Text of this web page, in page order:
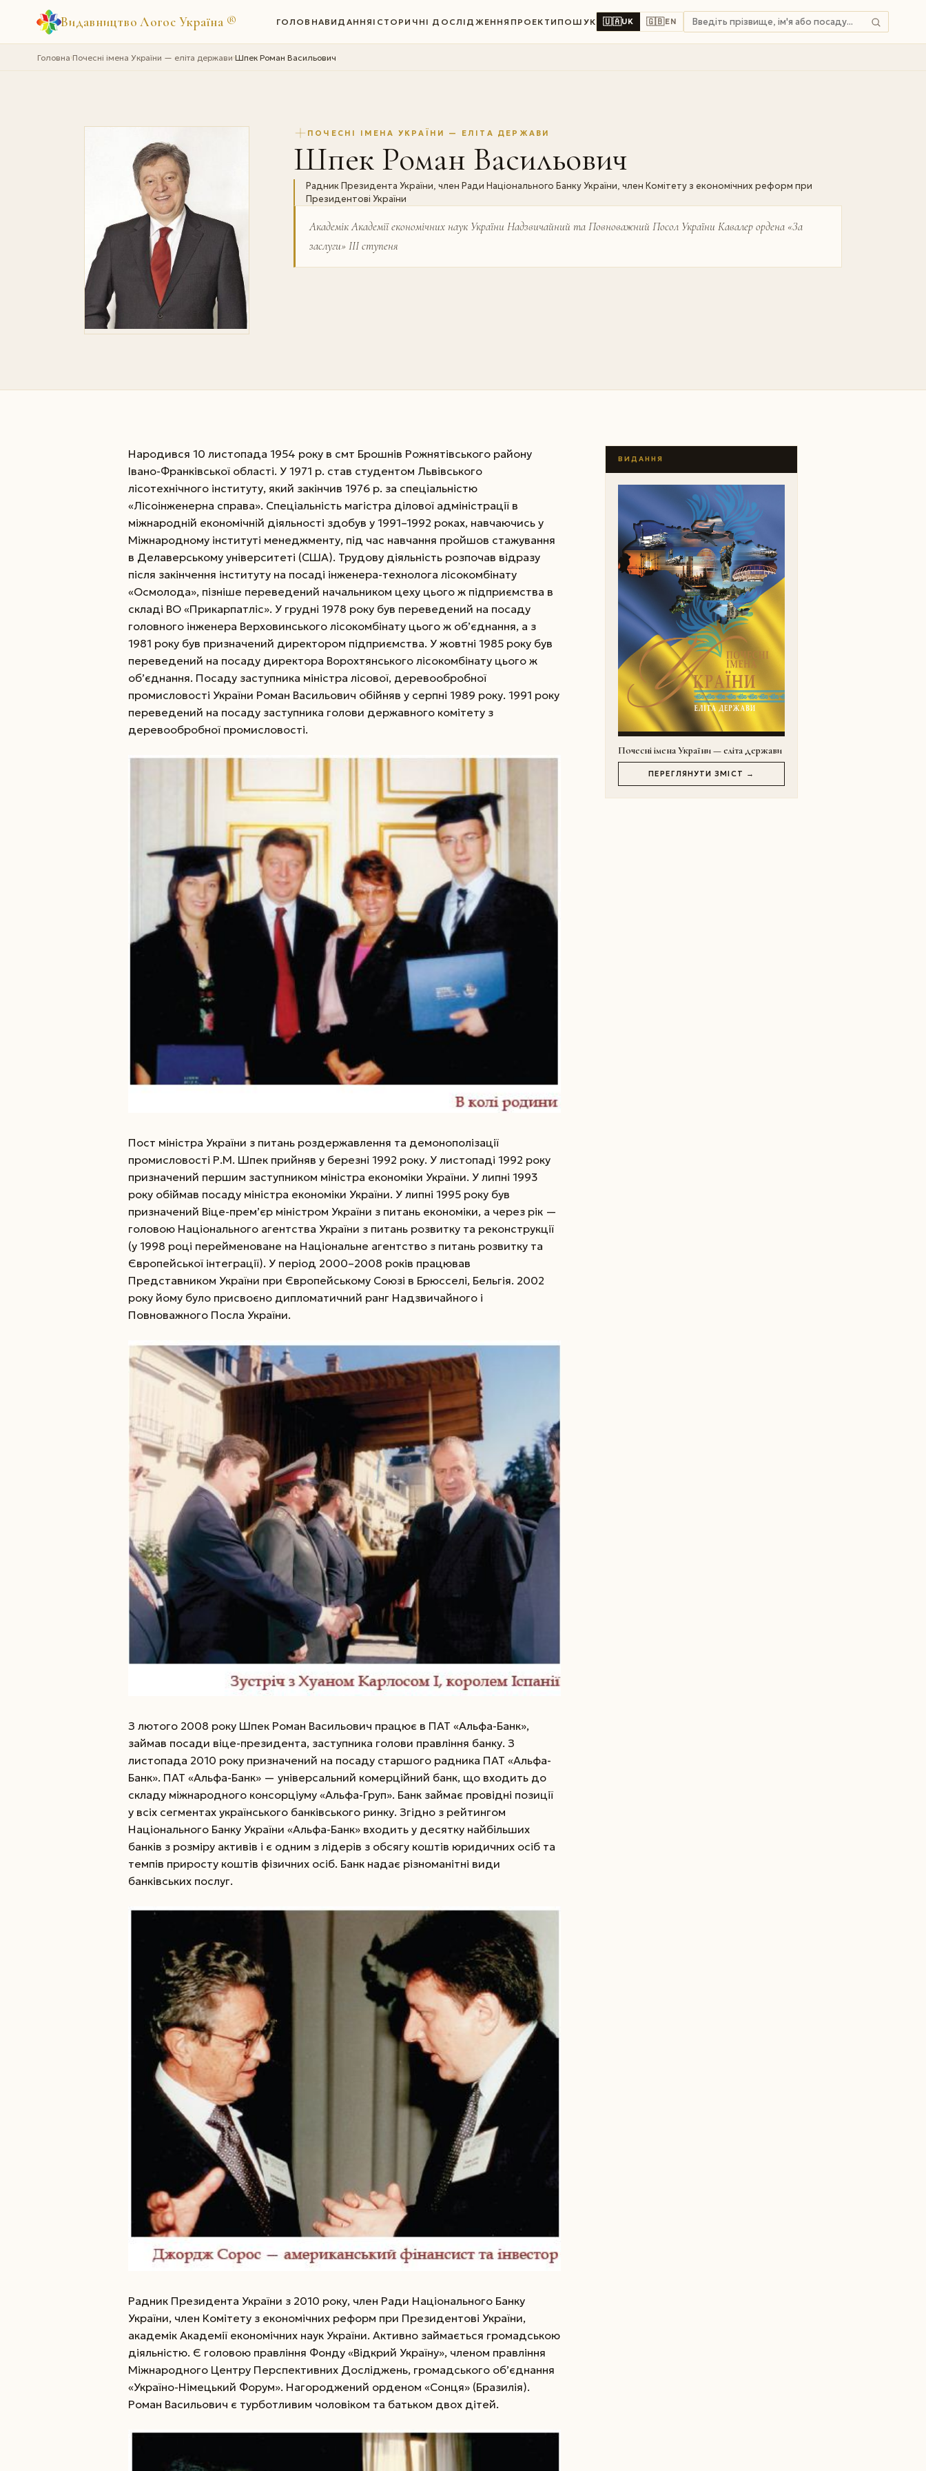
Видавництво Логос Україна ® ГОЛОВНАВИДАННЯ ІСТОРИЧНІ ДОСЛІДЖЕННЯ ПРОЕКТИ ПОШУК 🇺🇦UK 🇬🇧EN
Головна›Почесні імена України — еліта держави›Шпек Роман Васильович
ПОЧЕСНІ ІМЕНА УКРАЇНИ — ЕЛІТА ДЕРЖАВИ
Шпек Роман Васильович
Радник Президента України, член Ради Національного Банку України, член Комітету з економічних реформ при
Президентові України
Академік Академії економічних наук України Надзвичайний та Повноважний Посол України Кавалер ордена «За
заслуги» ІІІ ступеня
Народився 10 листопада 1954 року в смт Брошнів Рожнятівського району
Івано-Франківської області. У 1971 р. став студентом Львівського
лісотехнічного інституту, який закінчив 1976 р. за спеціальністю
«Лісоінженерна справа». Спеціальність магістра ділової адміністрації в
міжнародній економічній діяльності здобув у 1991–1992 роках, навчаючись у
Міжнародному інституті менеджменту, під час навчання пройшов стажування
в Делаверському університеті (США). Трудову діяльність розпочав відразу
після закінчення інституту на посаді інженера-технолога лісокомбінату
«Осмолода», пізніше переведений начальником цеху цього ж підприємства в
складі ВО «Прикарпатліс». У грудні 1978 року був переведений на посаду
головного інженера Верховинського лісокомбінату цього ж об’єднання, а з
1981 року був призначений директором підприємства. У жовтні 1985 року був
переведений на посаду директора Ворохтянського лісокомбінату цього ж
об’єднання. Посаду заступника міністра лісової, деревообробної
промисловості України Роман Васильович обійняв у серпні 1989 року. 1991 року
переведений на посаду заступника голови державного комітету з
деревообробної промисловості.
Пост міністра України з питань роздержавлення та демонополізації
промисловості Р.М. Шпек прийняв у березні 1992 року. У листопаді 1992 року
призначений першим заступником міністра економіки України. У липні 1993
року обіймав посаду міністра економіки України. У липні 1995 року був
призначений Віце-прем’єр міністром України з питань економіки, а через рік —
головою Національного агентства України з питань розвитку та реконструкції
(у 1998 році перейменоване на Національне агентство з питань розвитку та
Європейської інтеграції). У період 2000–2008 років працював
Представником України при Європейському Союзі в Брюсселі, Бельгія. 2002
року йому було присвоєно дипломатичний ранг Надзвичайного і
Повноважного Посла України.
З лютого 2008 року Шпек Роман Васильович працює в ПАТ «Альфа-Банк»,
займав посади віце-президента, заступника голови правління банку. З
листопада 2010 року призначений на посаду старшого радника ПАТ «Альфа-
Банк». ПАТ «Альфа-Банк» — універсальний комерційний банк, що входить до
складу міжнародного консорціуму «Альфа-Груп». Банк займає провідні позиції
у всіх сегментах українського банківського ринку. Згідно з рейтингом
Національного Банку України «Альфа-Банк» входить у десятку найбільших
банків з розміру активів і є одним з лідерів з обсягу коштів юридичних осіб та
темпів приросту коштів фізичних осіб. Банк надає різноманітні види
банківських послуг.
Радник Президента України з 2010 року, член Ради Національного Банку
України, член Комітету з економічних реформ при Президентові України,
академік Академії економічних наук України. Активно займається громадською
діяльністю. Є головою правління Фонду «Відкрий Україну», членом правління
Міжнародного Центру Перспективних Досліджень, громадського об’єднання
«Україно-Німецький Форум». Нагороджений орденом «Сонця» (Бразилія).
Роман Васильович є турботливим чоловіком та батьком двох дітей.
ВИДАННЯ
Почесні імена України — еліта держави
ПЕРЕГЛЯНУТИ ЗМІСТ →